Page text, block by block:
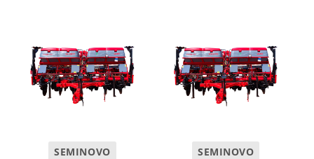
SEMINOVO SEMINOVO